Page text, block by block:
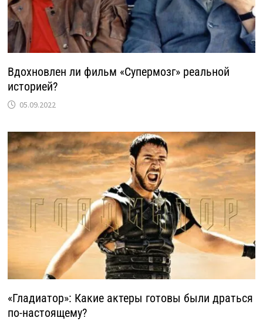
Вдохновлен ли фильм «Супермозг» реальной
историей?
05.09.2022
«Гладиатор»: Какие актеры готовы были драться
по-настоящему?